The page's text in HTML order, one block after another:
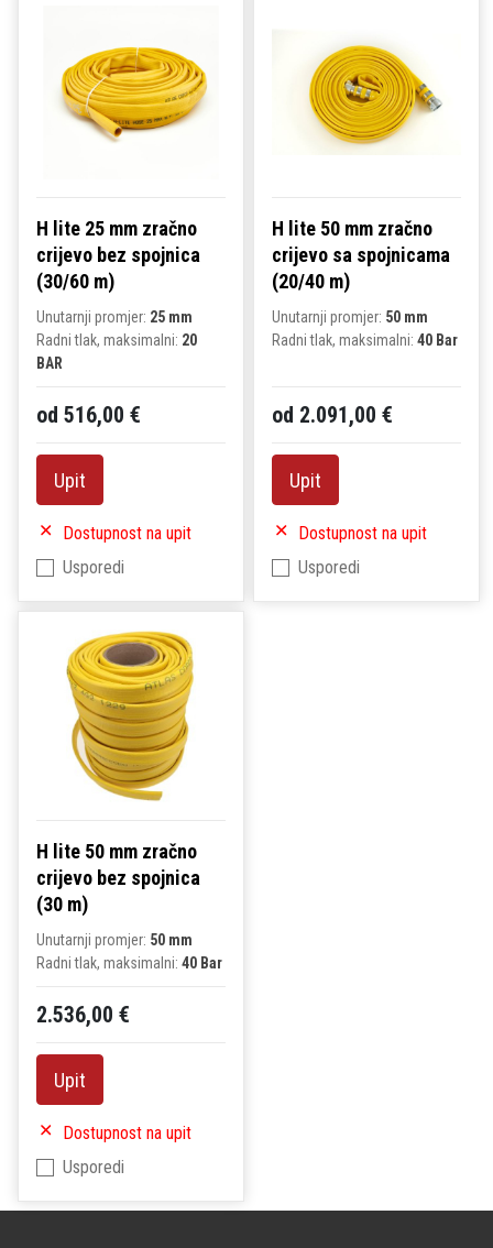
H lite 25 mm zračno
crijevo bez spojnica
(30/60 m)
Unutarnji promjer: 25 mm
Radni tlak, maksimalni: 20
BAR
od 516,00 €
Upit
Dostupnost na upit
Usporedi
H lite 50 mm zračno
crijevo sa spojnicama
(20/40 m)
Unutarnji promjer: 50 mm
Radni tlak, maksimalni: 40 Bar
od 2.091,00 €
Upit
Dostupnost na upit
Usporedi
H lite 50 mm zračno
crijevo bez spojnica
(30 m)
Unutarnji promjer: 50 mm
Radni tlak, maksimalni: 40 Bar
2.536,00 €
Upit
Dostupnost na upit
Usporedi